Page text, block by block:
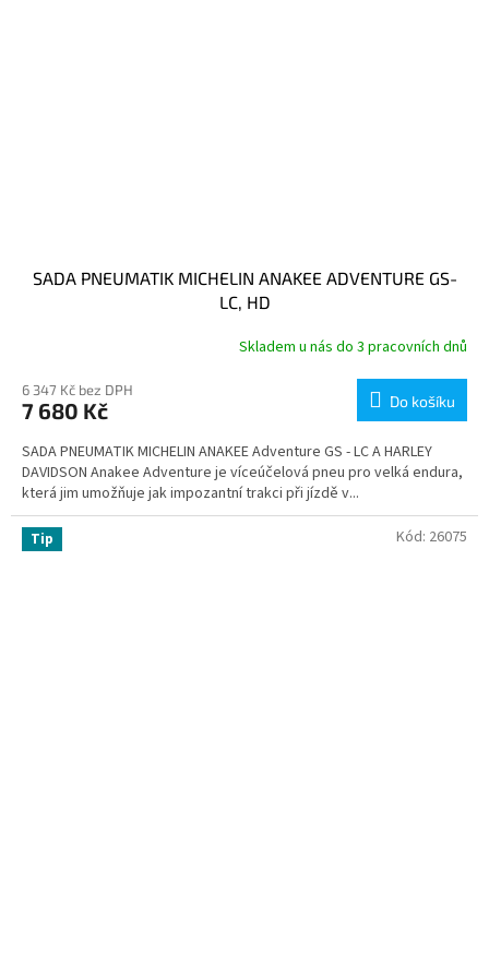
SADA PNEUMATIK MICHELIN ANAKEE ADVENTURE GS-
LC, HD
Skladem u nás do 3 pracovních dnů
6 347 Kč bez DPH
7 680 Kč Do košíku
SADA PNEUMATIK MICHELIN ANAKEE Adventure GS - LC A HARLEY
DAVIDSON Anakee Adventure je víceúčelová pneu pro velká endura,
která jim umožňuje jak impozantní trakci při jízdě v...
Tip Kód: 26075